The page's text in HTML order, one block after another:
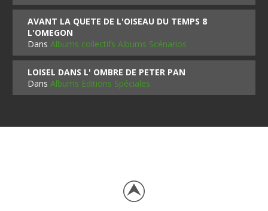
AVANT LA QUETE DE L'OISEAU DU TEMPS 8
L'OMEGON
DansAlbums collectifs Albums Scénarios
LOISEL DANS L' OMBRE DE PETER PAN
DansAlbums Editions Spéciales